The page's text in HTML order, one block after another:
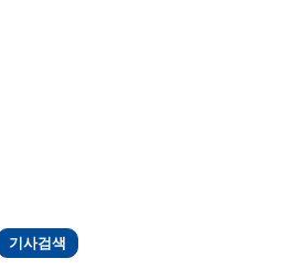
기사검색